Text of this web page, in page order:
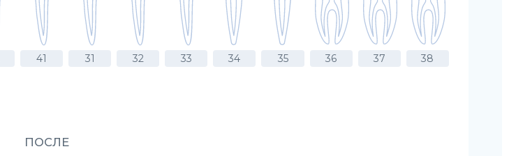
41 31 32 33 34 35 36 37 38
ПОСЛЕ